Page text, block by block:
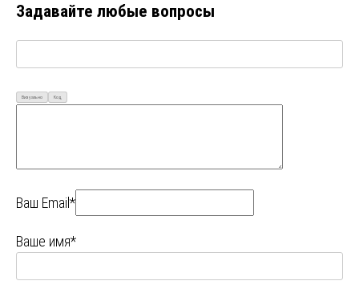
Задавайте любые вопросы
Визуально Код
Ваш Email*
Ваше имя*